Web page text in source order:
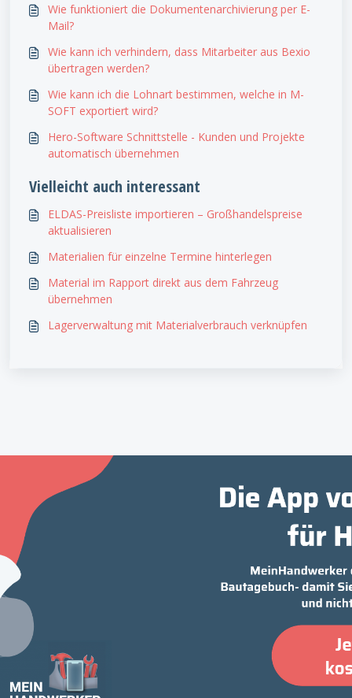
Wie funktioniert die Dokumentenarchivierung per E-
Mail?
Wie kann ich verhindern, dass Mitarbeiter aus Bexio
übertragen werden?
Wie kann ich die Lohnart bestimmen, welche in M-
SOFT exportiert wird?
Hero-Software Schnittstelle - Kunden und Projekte
automatisch übernehmen
Vielleicht auch interessant
ELDAS-Preisliste importieren – Großhandelspreise
aktualisieren
Materialien für einzelne Termine hinterlegen
Material im Rapport direkt aus dem Fahrzeug
übernehmen
Lagerverwaltung mit Materialverbrauch verknüpfen